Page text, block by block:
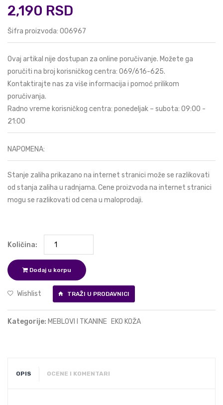
2,190 RSD
Šifra proizvoda: 006967
Ovaj artikal nije dostupan za online poručivanje. Možete ga
poručiti na broj korisničkog centra: 069/616-625.
Kontaktirajte nas za više informacija i pomoć prilikom
poručivanja.
Radno vreme korisničkog centra: ponedeljak – subota: 09:00 -
21:00
NAPOMENA:
Stanje zaliha prikazano na internet stranici može se razlikovati
od stanja zaliha u radnjama. Cene proizvoda na internet stranici
mogu se razlikovati od cena u maloprodaji.
Količina:
Dodaj u korpu
Wishlist TRAŽI U PRODAVNICI
Kategorije: MEBLOVI I TKANINE EKO KOŽA
OPIS OCENE I KOMENTARI